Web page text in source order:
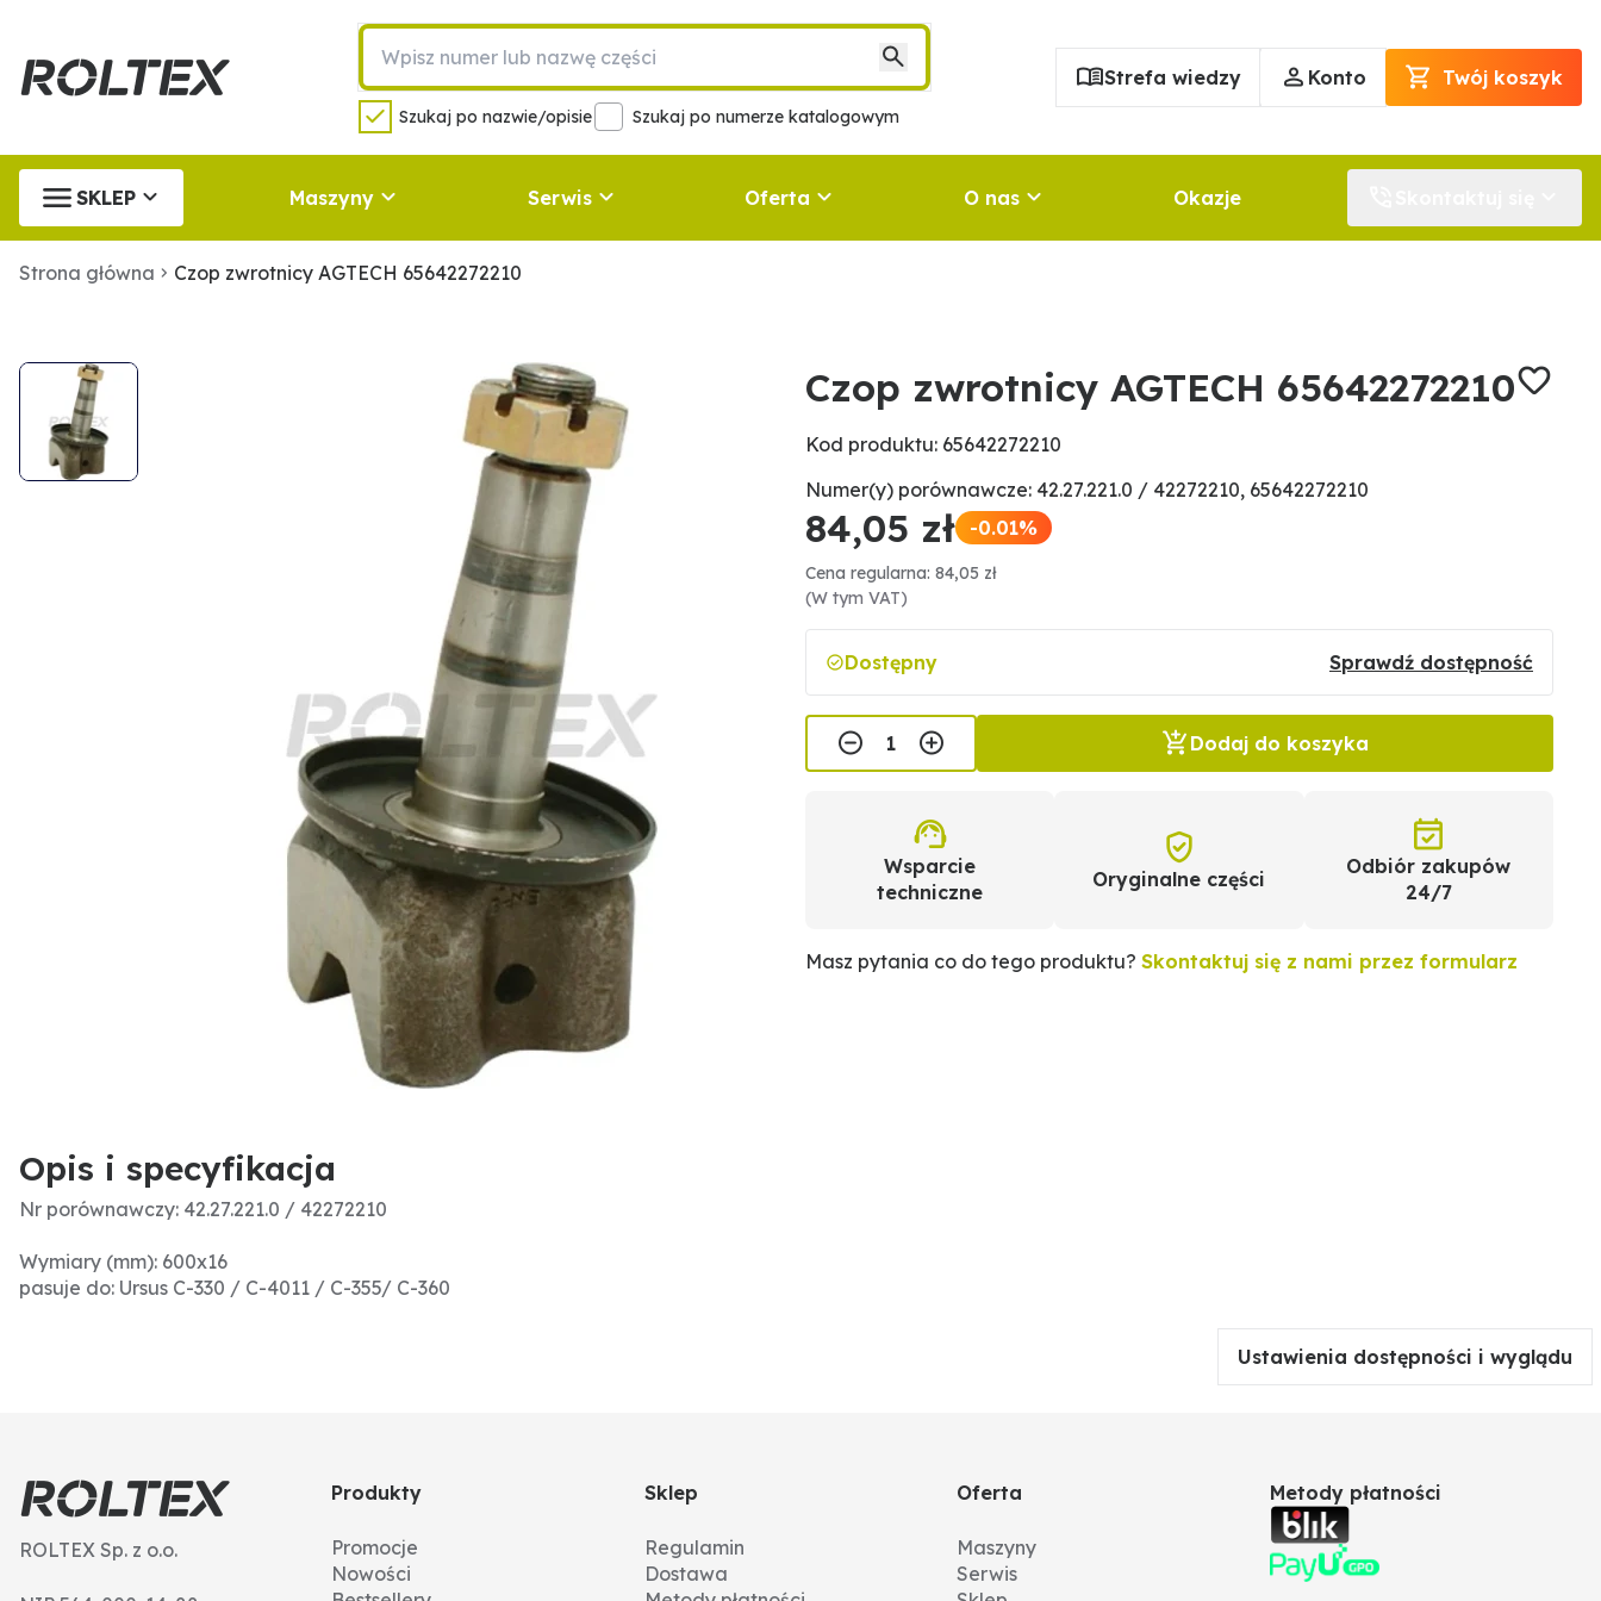
Szukaj po nazwie/opisie Szukaj po numerze katalogowym
Strefa wiedzy Konto Twój koszyk
SKLEP Maszyny Serwis Oferta O nas Okazje
Strona główna Czop zwrotnicy AGTECH 65642272210
Czop zwrotnicy AGTECH 65642272210
Kod produktu: 65642272210
Numer(y) porównawcze: 42.27.221.0 / 42272210, 65642272210
84,05 zł -0.01%
Cena regularna: 84,05 zł
(W tym VAT)
Dostępny Sprawdź dostępność
Dodaj do koszyka
Wsparcie
techniczne
Oryginalne części
Odbiór zakupów
24/7
Masz pytania co do tego produktu? Skontaktuj się z nami przez formularz
Opis i specyfikacja
Nr porównawczy: 42.27.221.0 / 42272210
Wymiary (mm): 600x16
pasuje do: Ursus C-330 / C-4011 / C-355/ C-360
Ustawienia dostępności i wyglądu
ROLTEX Sp. z o.o.
Produkty
Promocje
Nowości
Sklep
Regulamin
Dostawa
Oferta
Maszyny
Serwis
Metody płatności